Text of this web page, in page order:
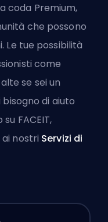
coda Premium,
che possono
Le tue possibilità
come
se sei un
di aiuto
FACEIT,
nostri Servizi di